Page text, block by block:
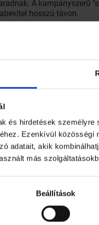
és hirdetések
Ezenkívül
adatait, akik
más
Beállítások
A kampányszerű
hosszú távon.
mellett kötelezi el
hajlandó
sebészi beavatkozásokat.
semmilyen konzervatív,
egészségügyi
Péterfy Kórházban, és
műtétet